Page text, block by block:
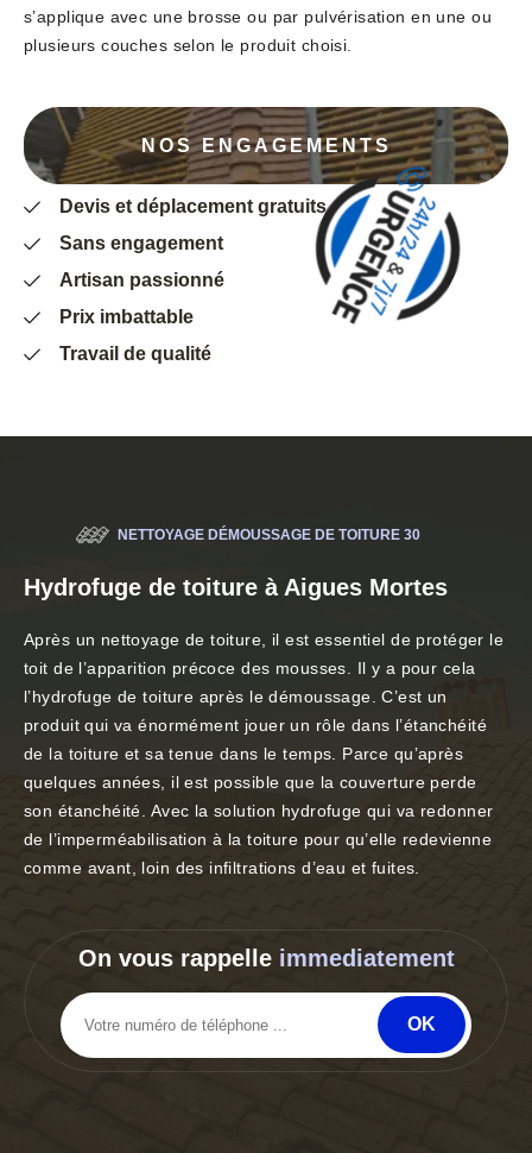
s’applique avec une brosse ou par pulvérisation en une ou
plusieurs couches selon le produit choisi.
NOS ENGAGEMENTS
Devis et déplacement gratuits
Sans engagement
Artisan passionné
Prix imbattable
Travail de qualité
NETTOYAGE DÉMOUSSAGE DE TOITURE 30
Hydrofuge de toiture à Aigues Mortes
Après un nettoyage de toiture, il est essentiel de protéger le
toit de l’apparition précoce des mousses. Il y a pour cela
l’hydrofuge de toiture après le démoussage. C’est un
produit qui va énormément jouer un rôle dans l’étanchéité
de la toiture et sa tenue dans le temps. Parce qu’après
quelques années, il est possible que la couverture perde
son étanchéité. Avec la solution hydrofuge qui va redonner
de l’imperméabilisation à la toiture pour qu’elle redevienne
comme avant, loin des infiltrations d’eau et fuites.
On vous rappelle immediatement